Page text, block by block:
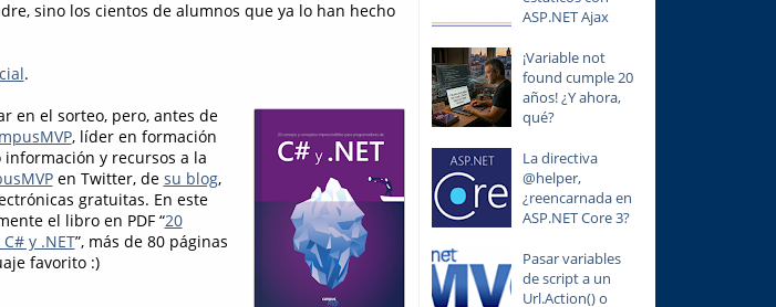
sino los cientos de alumnos que ya lo han hecho
.
en el sorteo, pero, antes de
, líder en formación
y recursos a la
en Twitter, de su blog,
gratuitas. En este
el libro en PDF “20
y .NET”, más de 80 páginas
favorito :)
ASP.NET Ajax
¡Variable not
found cumple 20
años! ¿Y ahora,
qué?
La directiva
@helper,
¿reencarnada en
ASP.NET Core 3?
Pasar variables
de script a un
Url.Action() o